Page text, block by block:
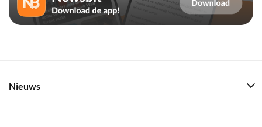
Nieuws